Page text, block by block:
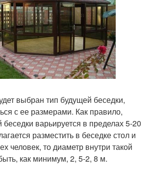
выбран тип будущей беседки,
с ее размерами. Как правило,
варьируется в пределах 5-20
разместить в беседке стол и
человек, то диаметр внутри такой
как минимум, 2, 5-2, 8 м.